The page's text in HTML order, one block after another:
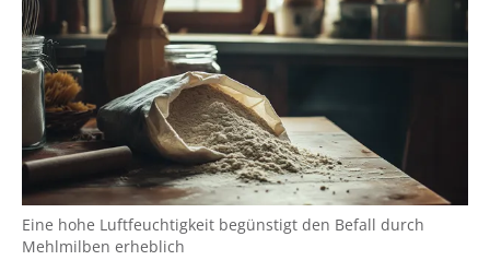
Eine hohe Luftfeuchtigkeit begünstigt den Befall durch
Mehlmilben erheblich